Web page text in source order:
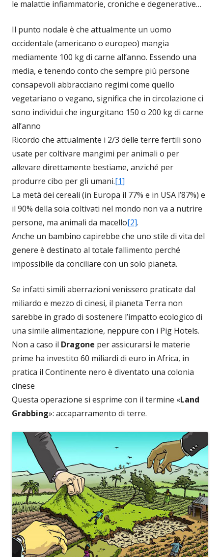
le malattie infiammatorie, croniche e degenerative…
Il punto nodale è che attualmente un uomo
occidentale (americano o europeo) mangia
mediamente 100 kg di carne all’anno. Essendo una
media, e tenendo conto che sempre più persone
consapevoli abbracciano regimi come quello
vegetariano o vegano, significa che in circolazione ci
sono individui che ingurgitano 150 o 200 kg di carne
all’anno
Ricordo che attualmente i 2/3 delle terre fertili sono
usate per coltivare mangimi per animali o per
allevare direttamente bestiame, anziché per
produrre cibo per gli umani.[1]
La metà dei cereali (in Europa il 77% e in USA l’87%) e
il 90% della soia coltivati nel mondo non va a nutrire
persone, ma animali da macello[2].
Anche un bambino capirebbe che uno stile di vita del
genere è destinato al totale fallimento perché
impossibile da conciliare con un solo pianeta.
Se infatti simili aberrazioni venissero praticate dal
miliardo e mezzo di cinesi, il pianeta Terra non
sarebbe in grado di sostenere l’impatto ecologico di
una simile alimentazione, neppure con i Pig Hotels.
Non a caso il Dragone per assicurarsi le materie
prime ha investito 60 miliardi di euro in Africa, in
pratica il Continente nero è diventato una colonia
cinese
Questa operazione si esprime con il termine «Land
Grabbing»: accaparramento di terre.